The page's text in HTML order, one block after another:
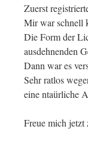
Zuerst
Mir war schnell
Die Form der
ausdehnenden
Dann war es
Sehr ratlos
eine ntaürliche
Freue mich jetzt